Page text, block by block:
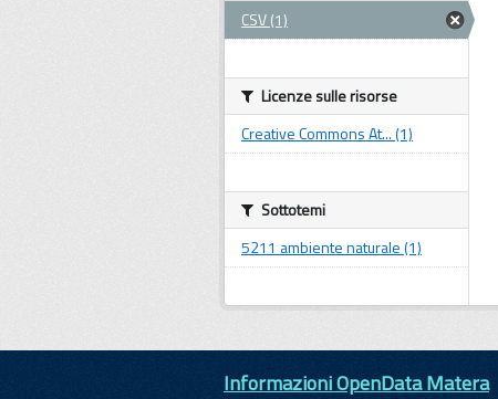
CSV (1)
Licenze sulle risorse
Creative Commons At... (1)
Sottotemi
5211 ambiente naturale (1)
Informazioni OpenData Matera